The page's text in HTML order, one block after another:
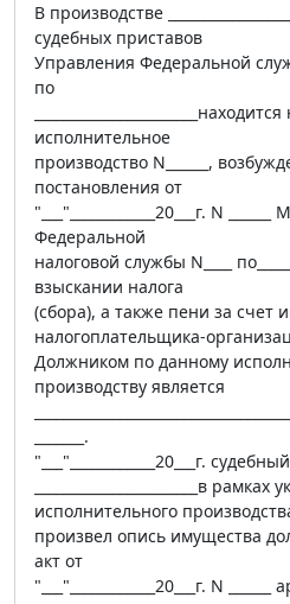
В производстве
судебных приставов
Управления Федеральной
по
исполнительное
производство N______,
постановления от
"___"____________20___г. N
Федеральной
налоговой службы N____
взыскании налога
(сбора), а также пени за счет
налогоплательщика-
Должником по данному
производству является
_______.
"___"____________20___г.
_______________________в рамках
исполнительного
произвел опись имущества
акт от
"___"____________20___г. N